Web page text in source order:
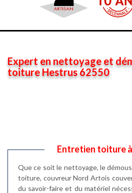
Expert en nettoyage et
toiture Hestrus 62550
Entretien toiture
Que ce soit le nettoyage, le
toiture, couvreur Nord Artois
du savoir-faire et du matériel